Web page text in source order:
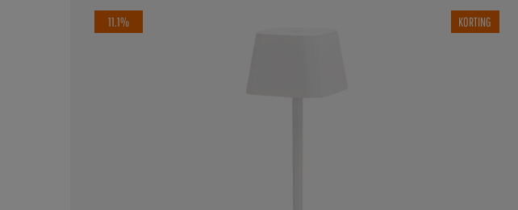
11.1% KORTING